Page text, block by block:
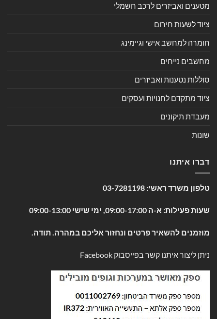
מטענים ואביזרים לרכב חשמלי
ציוד לשעות חירום
חומרה למחשב אישי וגיימינג
מחשבים נייחים
סוללות נטענות ואביזרים
ציוד מתקדם לחנויות ועסקים
מעבדת תיקונים
שונות
דברו איתנו
טלפון משרד ראשי: 03-7281198
שעות פעילות: א-ה 09:00-17:00, ימי שישי 09:00-13:00
מוזמנים להשאיר פרטים ונחזור אליכם במהרה. תודה.
ניתן ליצור איתנו קשר בפייסבוק Facebook